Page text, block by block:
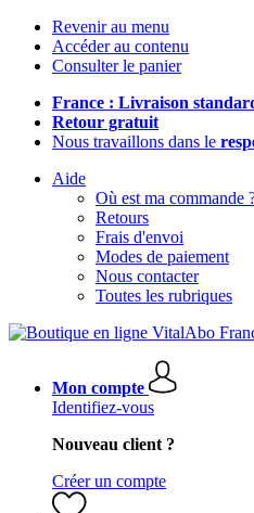
Revenir au menu
Accéder au contenu
Consulter le panier
France : Livraison
Retour gratuit
Nous travaillons dans le
Aide
Où est ma commande
Retours
Frais d'envoi
Modes de paiement
Nous contacter
Toutes les rubriques
Mon compte
Identifiez-vous
Nouveau client ?
Créer un compte